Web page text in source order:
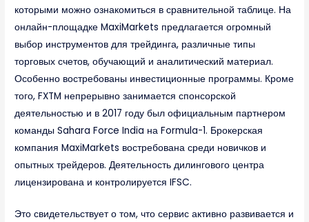
которыми можно ознакомиться в сравнительной таблице. На
онлайн-площадке MaxiMarkets предлагается огромный
выбор инструментов для трейдинга, различные типы
торговых счетов, обучающий и аналитический материал.
Особенно востребованы инвестиционные программы. Кроме
того, FXTM непрерывно занимается спонсорской
деятельностью и в 2017 году был официальным партнером
команды Sahara Force India на Formula-1. Брокерская
компания MaxiMarkets востребована среди новичков и
опытных трейдеров. Деятельность дилингового центра
лицензирована и контролируется IFSC.
Это свидетельствует о том, что сервис активно развивается и